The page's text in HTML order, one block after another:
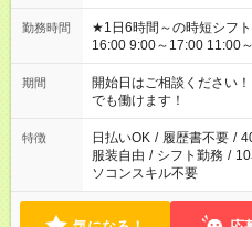
勤務時間
★1日6時間～の時短シフトOK ★スタート時間選べます
16:00 9:00～17:00 11:00～19:00
場合、他のお仕事と合わ
ん ※法令に基づき、週20
となります ※労働者派遣
短時間・短期間の就業は
期間
開始日はご相談くださ
でも働けます！
特徴 日払いOK / 履歴書不要 /
服装自由 / シフト勤務 /
ソコンスキル不要